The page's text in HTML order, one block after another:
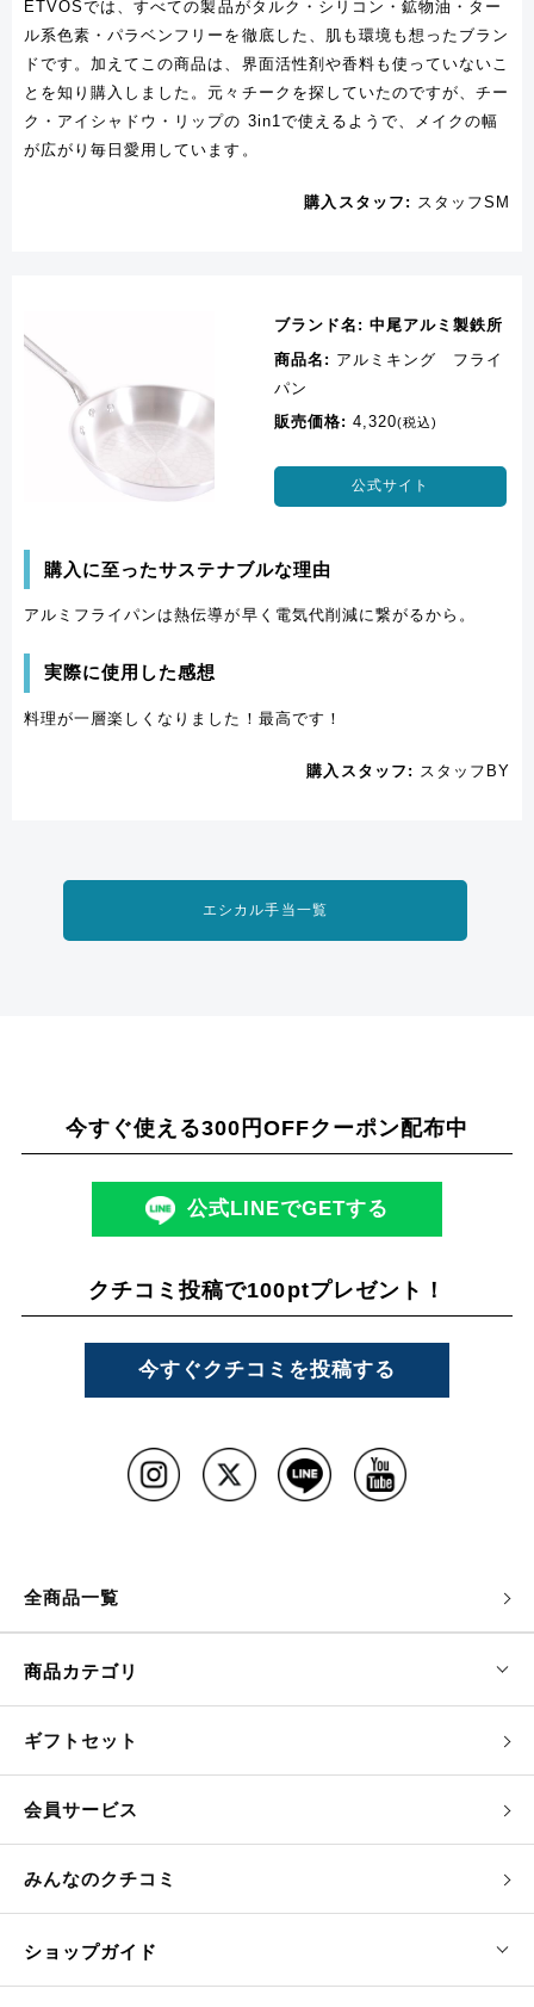
ETVOSでは、すべての製品がタルク・シリコン・鉱物油・ター
ル系色素・パラベンフリーを徹底した、肌も環境も想ったブラン
ドです。加えてこの商品は、界面活性剤や香料も使っていないこ
とを知り購入しました。元々チークを探していたのですが、チー
ク・アイシャドウ・リップの 3in1で使えるようで、メイクの幅
が広がり毎日愛用しています。
購入スタッフ: スタッフSM
ブランド名: 中尾アルミ製鉄所
商品名: アルミキング フライ
パン
販売価格: 4,320(税込)
公式サイト
購入に至ったサステナブルな理由
アルミフライパンは熱伝導が早く電気代削減に繋がるから。
実際に使用した感想
料理が一層楽しくなりました！最高です！
購入スタッフ: スタッフBY
エシカル手当一覧
今すぐ使える300円OFFクーポン配布中
公式LINEでGETする
クチコミ投稿で100ptプレゼント！
今すぐクチコミを投稿する
全商品一覧
商品カテゴリ
ギフトセット
会員サービス
みんなのクチコミ
ショップガイド